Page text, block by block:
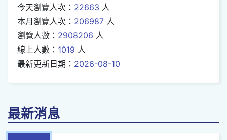
今天瀏覽人次： 22663 人
本月瀏覽人次： 206987 人
瀏覽人數： 2908206 人
線上人數： 1019 人
最新更新日期： 2026-08-10
最新消息